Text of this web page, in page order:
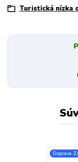
Turistická nízka
Doprava